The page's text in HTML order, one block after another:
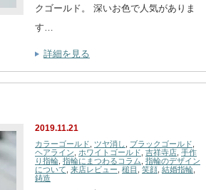
クゴールド。 深いお色で人気がありま
す…
詳細を見る
2019.11.21
カラーゴールド ツヤ消し ブラックゴールド
ヘアライン
ホワイトゴールド 吉祥寺店 手作
り指輪 指輪にまつわるコラム 指輪のデザイン
について 来店レビュー 槌目 笑顔 結婚指輪
鋳造